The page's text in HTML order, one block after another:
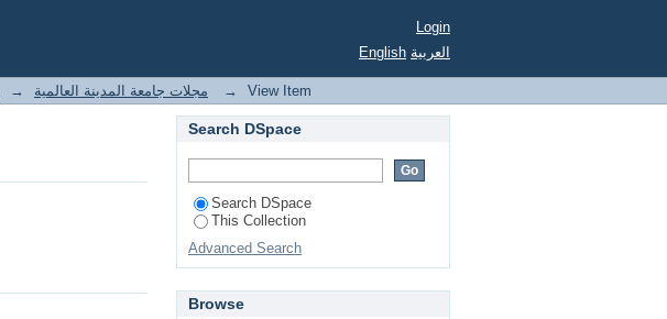
Login
English العربية
مجلات جامعة المدينة العالمية → → View Item
Search DSpace
Search DSpace
This Collection
Advanced Search
Browse